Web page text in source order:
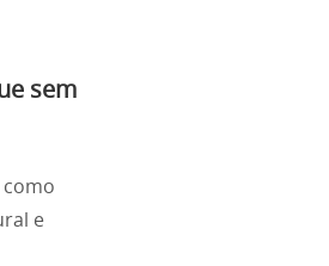
sem
como
e